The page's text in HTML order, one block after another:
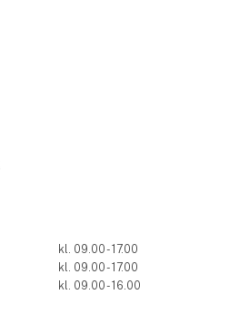
kl. 09.00 - 17.00
kl. 09.00 - 17.00
kl. 09.00 - 16.00